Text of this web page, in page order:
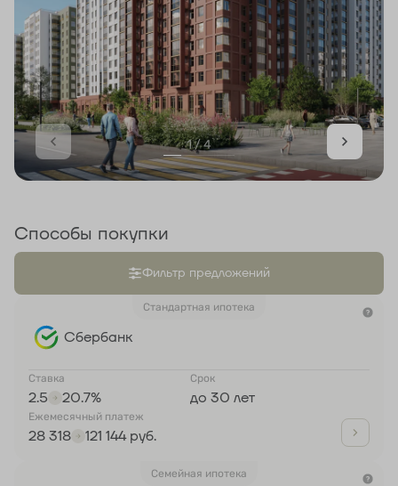
1 / 4
Способы покупки
Фильтр предложений
Стандартная ипотека
Сбербанк
Ставка
2.5 20.7%
Срок
до 30 лет
Ежемесячный платеж
28 318 121 144 руб.
Семейная ипотека